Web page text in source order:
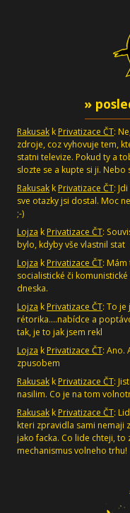
»
Rakusak k Privatizace ČT:
zdroje, coz vyhovuje tem,
statni televize. Pokud ty a
slozte se a kupte si ji. Nebo
Rakusak k Privatizace ČT:
sve otazky jsi dostal. Moc
;-)
Lojza k Privatizace ČT:
bylo, kdyby vše vlastnil stat
Lojza k Privatizace ČT: Mám
socialistické či
dneska.
Lojza k Privatizace ČT: To
rétorika....nabídce a
tak, je to jak jsem rekl
Lojza k Privatizace ČT: Ano.
zpusobem
Rakusak k Privatizace ČT:
nasilim. Co je na tom
Rakusak k Privatizace ČT:
kteri zpravidla sami nemaji
jako facka. Co lide chteji,
mechanismus volneho trhu!